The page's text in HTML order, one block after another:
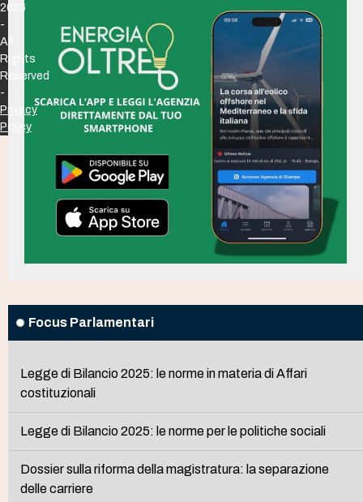
Focus Parlamentari
Legge di Bilancio 2025: le norme in materia di Affari
costituzionali
Legge di Bilancio 2025: le norme per le politiche sociali
Dossier sulla riforma della magistratura: la separazione
delle carriere
2026
-
All
Rights
Reserved
-
Privacy
Policy